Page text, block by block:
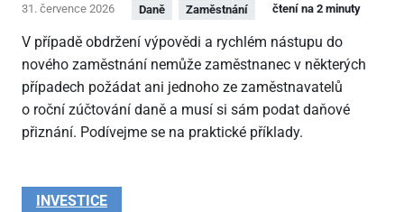
31. července 2026 Daně Zaměstnání čtení na 2 minuty
V případě obdržení výpovědi a rychlém nástupu do
nového zaměstnání nemůže zaměstnanec v některých
případech požádat ani jednoho ze zaměstnavatelů
o roční zúčtování daně a musí si sám podat daňové
přiznání. Podívejme se na praktické příklady.
INVESTICE